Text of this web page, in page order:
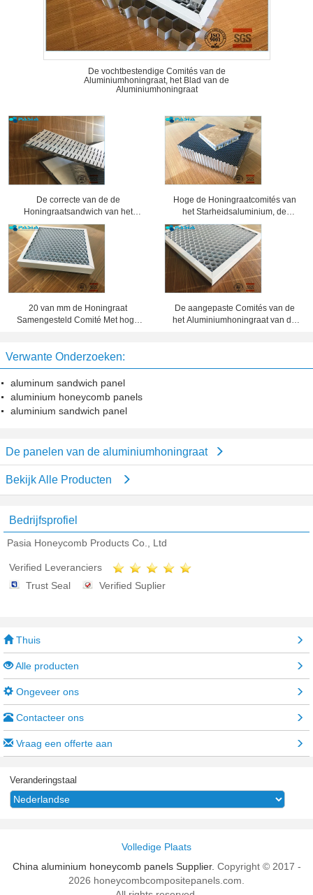
De vochtbestendige Comités van de
Aluminiumhoningraat, het Blad van de
Aluminiumhoningraat
De correcte van de de
Honingraatsandwich van het
Bewijsaluminium Bewerkte
Oppervlaktebehandeling Comités
Hoge de Honingraatcomités van
het Starheidsaluminium, de
Comités van de Honingraatkern 25
Mm-Dikte
20 van mm de Honingraat
Samengesteld Comité Met hoge
De aangepaste Comités van de
het Aluminiumhoningraat van de
Verwante Onderzoeken:
aluminum sandwich panel
aluminium honeycomb panels
aluminium sandwich panel
De panelen van de aluminiumhoningraat
Bekijk Alle Producten
Bedrijfsprofiel
Pasia Honeycomb Products Co., Ltd
Verified Leveranciers
Trust Seal
Verified Suplier
Thuis
Alle producten
Ongeveer ons
Contacteer ons
Vraag een offerte aan
Veranderingstaal
Volledige Plaats
China aluminium honeycomb panels Supplier. Copyright © 2017 -
2026 honeycombcompositepanels.com.